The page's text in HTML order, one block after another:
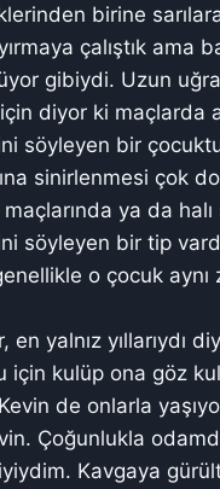
birine
çalıştık ama
gibiydi. Uzun
diyor ki maçlarda
söyleyen bir
sinirlenmesi çok
ya da
söyleyen bir tip
o çocuk aynı
en yalnız yıllarıydı
için kulüp ona göz
de onlarla
Çoğunlukla
Kavgaya